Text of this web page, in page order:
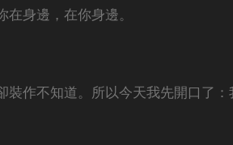
身邊，在你身邊。
作不知道。所以今天我先開口了：